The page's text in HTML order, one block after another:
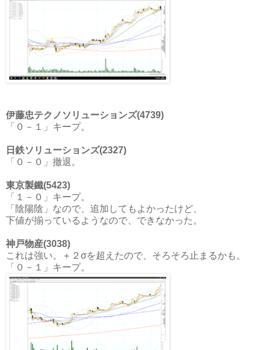
伊藤忠テクノソリューションズ(4739)
「０－１」キープ。
日鉄ソリューションズ(2327)
「０－０」撤退。
東京製鐵(5423)
「１－０」キープ。
「陰陽陰」なので、追加してもよかったけど、
下値が揃っているようなので、できなかった。
神戸物産(3038)
これは強い。＋２σを超えたので、そろそろ止まるかも。
「０－１」キープ。